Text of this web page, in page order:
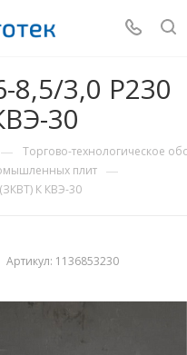
8,5/3,0 Р230
30
— Торгово-технологическое
плит —
К КВЭ-30
Артикул: 1136853230